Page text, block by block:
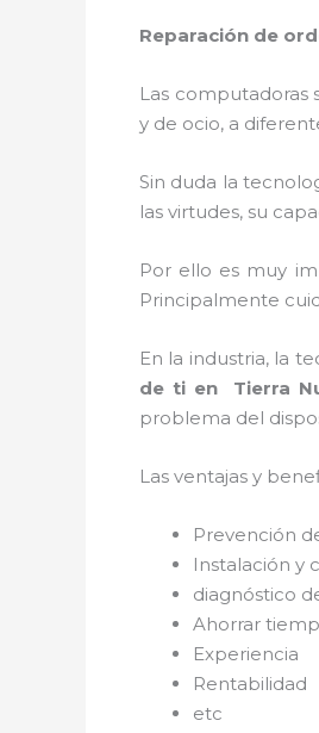
Reparación de
Las computadoras
y de ocio, a
Sin duda la
las virtudes, su
Por ello es muy
Principalmente
En la industria, la
de ti en
Tierra
problema del
Las ventajas y
Prevención
Instalación y
diagnóstico
Ahorrar
Experiencia
Rentabilidad
etc